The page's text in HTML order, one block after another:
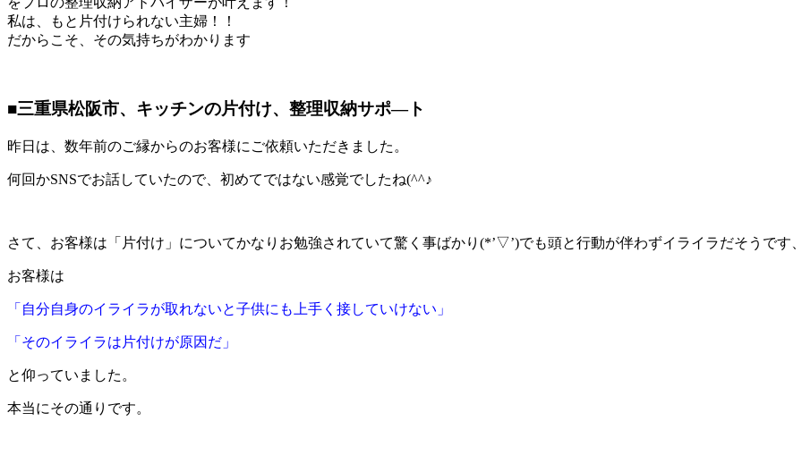
私は、もと片付けられない主婦！！
だからこそ、その気持ちがわかります
■三重県松阪市、キッチンの片付け、整理収納サポ―ト
昨日は、数年前のご縁からのお客様にご依頼いただきました。
何回かSNSでお話していたので、初めてではない感覚でしたね(^^♪
さて、お客様は「片付け」についてかなりお勉強されていて驚く事ばかり(*’▽’)でも頭と行動が伴わずイライラだそうです
お客様は
「自分自身のイライラが取れないと子供にも上手く接していけない」
「そのイライラは片付けが原因だ」
と仰っていました。
本当にその通りです。